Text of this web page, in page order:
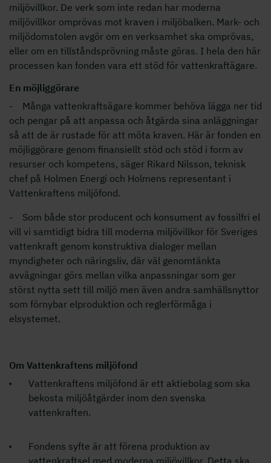
miljövillkor. De verk som inte redan har moderna
miljövillkor omprövas mot kraven i miljöbalken. Mark- och
miljödomstolen avgör om en verksamhet ska omprövas,
eller om en tillståndsprövning måste göras. I hela den här
processen kan fonden vara ett stöd för vattenkraftägare.
En möjliggörare
- Många vattenkraftsägare kommer behöva lägga ner tid
och pengar på att anpassa och åtgärda sina anläggningar
så att de är rustade för att möta kraven. Här är fonden en
möjliggörare genom finansiellt stöd och stöd i form av
resurser och kompetens, säger Rikard Nilsson, teknisk
chef på Holmen Energi och Holmens representant i
Vattenkraftens miljöfond.
- Som både stor producent och konsument av fossilfri el
vill vi samtidigt bidra till moderna miljövillkor för Sveriges
vattenkraft genom konstruktiva dialoger mellan
myndigheter och näringsliv, där väl genomtänkta
avvägningar görs mellan vilka anpassningar som ger
störst nytta sett till miljö men även andra samhällsnyttor
som förnybar elproduktion och reglerförmåga i
elsystemet.
Om Vattenkraftens miljöfond
Vattenkraftens miljöfond är ett aktiebolag som ska
bekosta miljöåtgärder inom den svenska
vattenkraften.
Fondens syfte är att förena produktion av